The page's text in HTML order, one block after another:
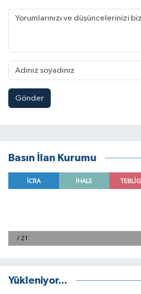
Gönder
Basın İlan Kurumu
Yükleniyor...